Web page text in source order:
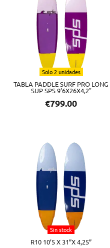
Solo 2 unidades
TABLA PADDLE SURF PRO LONG
SUP SPS 9’6X26X4,2″
€799.00
Sin stock
R10 10’5 X 31”X 4,25”